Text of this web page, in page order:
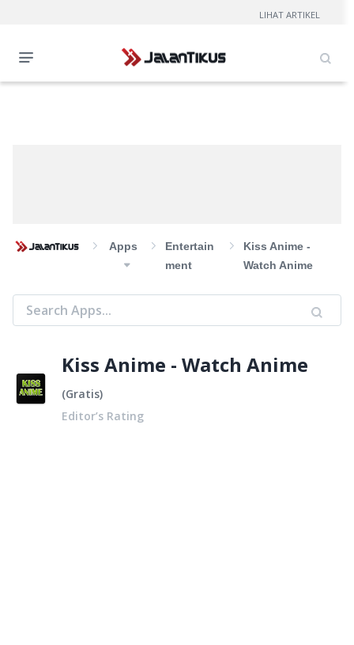
Apps
Entertain
Ment
Kiss Anime -
Watch Anime
Kiss Anime - Watch Anime
(Gratis)
Editor’s Rating
LIHAT ARTIKEL